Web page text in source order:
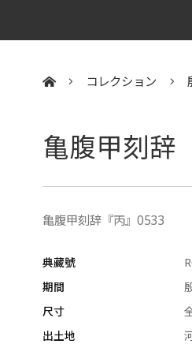
コレクション
亀腹甲刻辞
亀腹甲刻辞『丙』0533
典藏號
期間
尺寸
出土地